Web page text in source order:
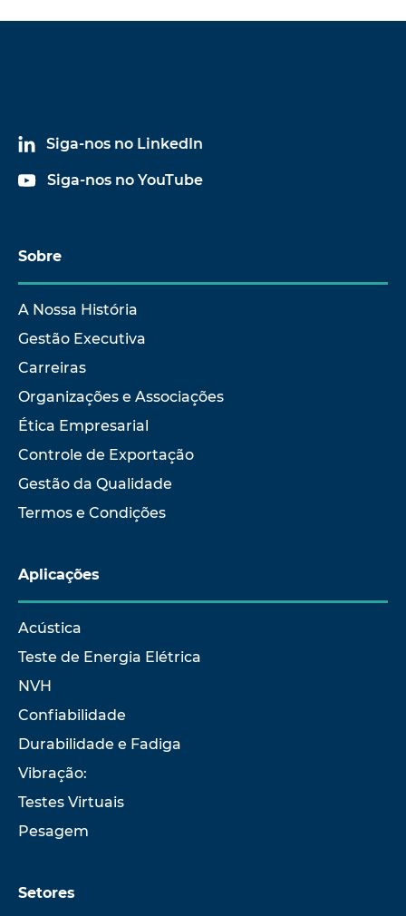
Siga-nos no LinkedIn
Siga-nos no YouTube
Sobre
A Nossa História
Gestão Executiva
Carreiras
Organizações e Associações
Ética Empresarial
Controle de Exportação
Gestão da Qualidade
Termos e Condições
Aplicações
Acústica
Teste de Energia Elétrica
NVH
Confiabilidade
Durabilidade e Fadiga
Vibração:
Testes Virtuais
Pesagem
Setores